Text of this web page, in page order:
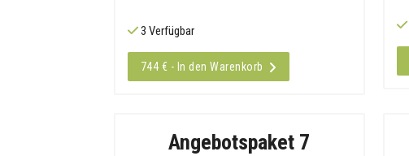
3 Verfügbar
744 € - In den Warenkorb
Angebotspaket 7